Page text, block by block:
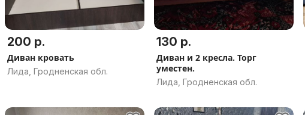
200 р.
Диван кровать
Лида, Гродненская обл.
130 р.
Диван и 2 кресла. Торг
уместен.
Лида, Гродненская обл.